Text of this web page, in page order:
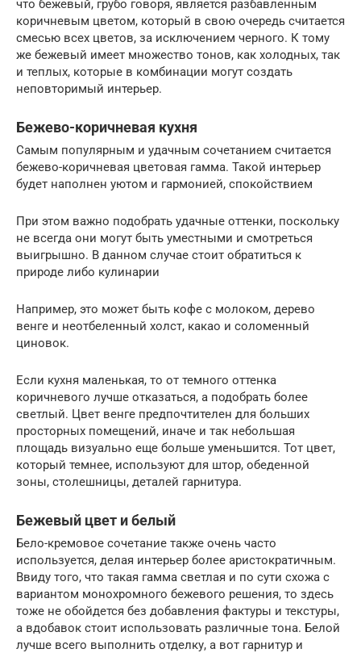
что бежевый, грубо говоря, является разбавленным
коричневым цветом, который в свою очередь считается
смесью всех цветов, за исключением черного. К тому
же бежевый имеет множество тонов, как холодных, так
и теплых, которые в комбинации могут создать
неповторимый интерьер.
Бежево-коричневая кухня
Самым популярным и удачным сочетанием считается
бежево-коричневая цветовая гамма. Такой интерьер
будет наполнен уютом и гармонией, спокойствием
При этом важно подобрать удачные оттенки, поскольку
не всегда они могут быть уместными и смотреться
выигрышно. В данном случае стоит обратиться к
природе либо кулинарии
Например, это может быть кофе с молоком, дерево
венге и неотбеленный холст, какао и соломенный
циновок.
Если кухня маленькая, то от темного оттенка
коричневого лучше отказаться, а подобрать более
светлый. Цвет венге предпочтителен для больших
просторных помещений, иначе и так небольшая
площадь визуально еще больше уменьшится. Тот цвет,
который темнее, используют для штор, обеденной
зоны, столешницы, деталей гарнитура.
Бежевый цвет и белый
Бело-кремовое сочетание также очень часто
используется, делая интерьер более аристократичным.
Ввиду того, что такая гамма светлая и по сути схожа с
вариантом монохромного бежевого решения, то здесь
тоже не обойдется без добавления фактуры и текстуры,
а вдобавок стоит использовать различные тона. Белой
лучше всего выполнить отделку, а вот гарнитур и